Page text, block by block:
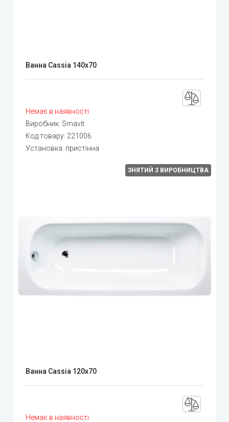
Ванна Cassia 140x70
Немає в наявності
Виробник: Smavit
Код товару: 221006
Установка: пристінна
ЗНЯТИЙ З ВИРОБНИЦТВА
Ванна Cassia 120x70
Немає в наявності